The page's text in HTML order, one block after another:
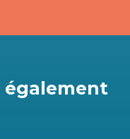
également